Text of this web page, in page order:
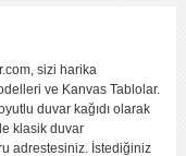
sizi harika
ve Kanvas Tablolar.
duvar kağıdı olarak
klasik duvar
adrestesiniz. İstediğiniz